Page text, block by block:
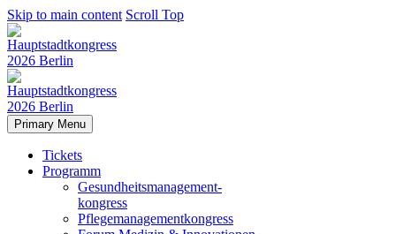
Skip to main content Scroll Top
Primary Menu
Tickets
Programm
Gesundheitsmanagement-
kongress
Pflegemanagementkongress